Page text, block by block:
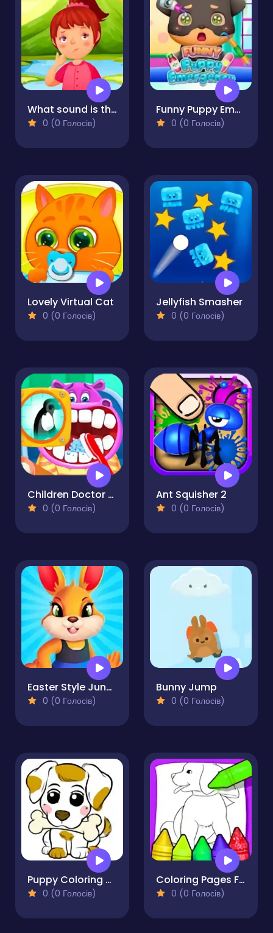
What sound is this?
0 (0 Голосів)
Funny Puppy Emergency
0 (0 Голосів)
Lovely Virtual Cat
0 (0 Голосів)
Jellyfish Smasher
0 (0 Голосів)
Children Doctor Dentist
0 (0 Голосів)
Ant Squisher 2
0 (0 Голосів)
Easter Style Junction Egg Hunt Extravaganza
0 (0 Голосів)
Bunny Jump
0 (0 Голосів)
Puppy Coloring Book
0 (0 Голосів)
Coloring Pages For Kid That Are 8 Animals
0 (0 Голосів)